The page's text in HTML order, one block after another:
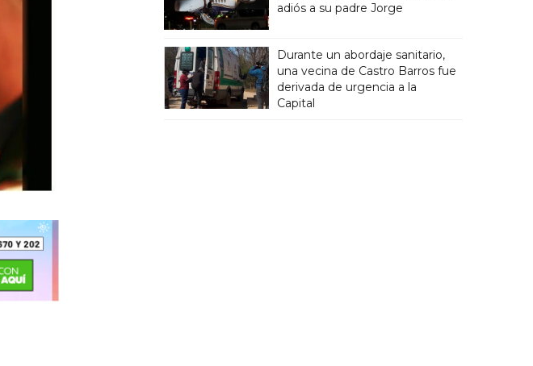
adiós a su padre Jorge
Durante un abordaje sanitario,
una vecina de Castro Barros fue
derivada de urgencia a la
Capital